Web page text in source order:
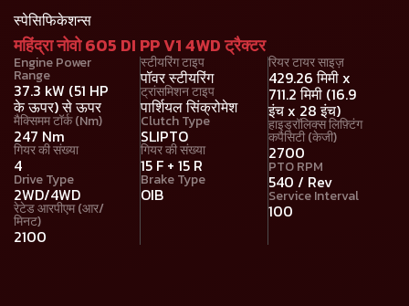
स्पेसिफिकेशन्स
महिंद्रा नोवो 605 DI PP V1 4WD ट्रैक्टर
Engine Power
Range
37.3 kW (51 HP
के ऊपर) से ऊपर
मैक्सिमम टॉर्क (Nm)
247 Nm
गियर की संख्या
4
Drive Type
2WD/4WD
रेटेड आरपीएम (आर/
मिनट)
2100
स्टीयरिंग टाइप
पॉवर स्टीयरिंग
ट्रांसमिशन टाइप
पार्शियल सिंक्रोमेश
Clutch Type
SLIPTO
गियर की संख्या
15 F + 15 R
Brake Type
OIB
रियर टायर साइज़
429.26 मिमी x
711.2 मिमी (16.9
इंच x 28 इंच)
हाइड्रॉलिक्स लिफ़्टिंग
कपैसिटी (केजी)
2700
PTO RPM
540 / Rev
Service Interval
100